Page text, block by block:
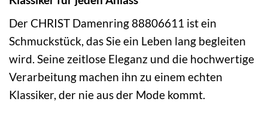
Der CHRIST Damenring 88806611 ist ein
Schmuckstück, das Sie ein Leben lang begleiten
wird. Seine zeitlose Eleganz und die hochwertige
Verarbeitung machen ihn zu einem echten
Klassiker, der nie aus der Mode kommt.